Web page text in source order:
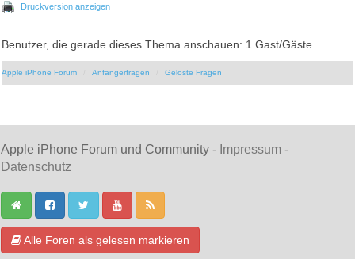
Druckversion anzeigen
Benutzer, die gerade dieses Thema anschauen: 1 Gast/Gäste
Apple iPhone Forum Anfängerfragen Gelöste Fragen
Apple iPhone Forum und Community - Impressum -
Datenschutz
Alle Foren als gelesen markieren